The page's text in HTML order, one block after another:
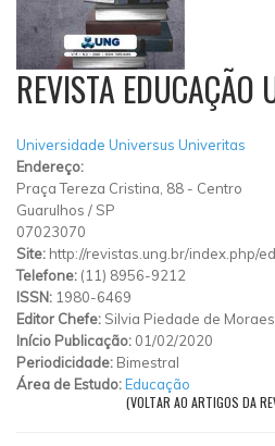
REVISTA EDUCAÇÃO
Universidade Universus Univeritas
Endereço:
Praça Tereza Cristina, 88 - Centro
Guarulhos / SP
07023070
Site: http://revistas.ung.br/index.php/
Telefone: (11) 8956-9212
ISSN: 1980-6469
Editor Chefe: Silvia Piedade de Moraes
Início Publicação: 01/02/2020
Periodicidade: Bimestral
Área de Estudo:Educação
(VOLTAR AO ARTIGOS DA